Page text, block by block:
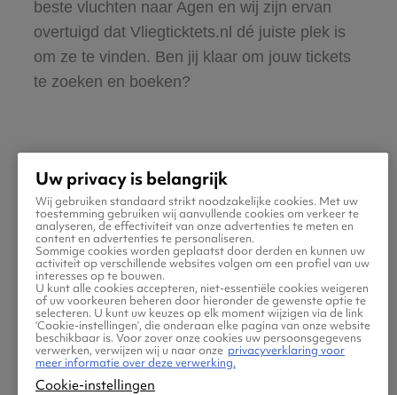
beste vluchten naar Agen en wij zijn ervan
overtuigd dat Vliegticktets.nl dé juiste plek is
om ze te vinden. Ben jij klaar om jouw tickets
te zoeken en boeken?
Praktische informatie voor
je vlucht naar Agen
Uw privacy is belangrijk
Wij gebruiken standaard strikt noodzakelijke cookies. Met uw
toestemming gebruiken wij aanvullende cookies om verkeer te
analyseren, de effectiviteit van onze advertenties te meten en
content en advertenties te personaliseren.
Sommige cookies worden geplaatst door derden en kunnen uw
activiteit op verschillende websites volgen om een profiel van uw
interesses op te bouwen.
U kunt alle cookies accepteren, niet-essentiële cookies weigeren
of uw voorkeuren beheren door hieronder de gewenste optie te
selecteren. U kunt uw keuzes op elk moment wijzigen via de link
‘Cookie-instellingen’, die onderaan elke pagina van onze website
beschikbaar is. Voor zover onze cookies uw persoonsgegevens
verwerken, verwijzen wij u naar onze privacyverklaring voor
meer informatie over deze verwerking.
Cookie-instellingen